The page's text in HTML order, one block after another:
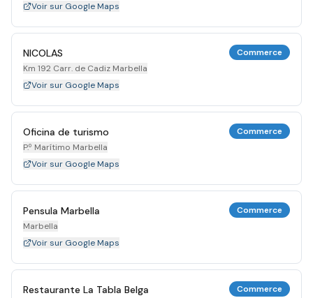
Voir sur Google Maps
NICOLAS
Km 192 Carr. de Cadiz Marbella
Commerce
Voir sur Google Maps
Oficina de turismo
P.º Marítimo Marbella
Commerce
Voir sur Google Maps
Pensula Marbella
Marbella
Commerce
Voir sur Google Maps
Restaurante La Tabla Belga Commerce